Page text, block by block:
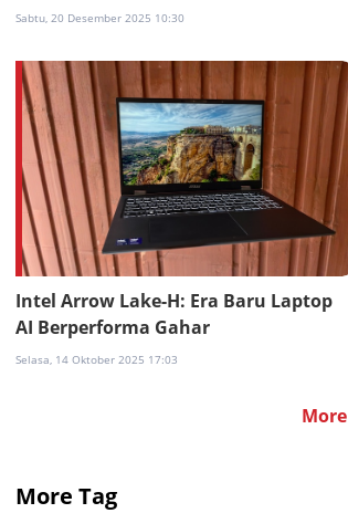
Sabtu, 20 Desember 2025 10:30
Intel Arrow Lake-H: Era Baru Laptop
AI Berperforma Gahar
Selasa, 14 Oktober 2025 17:03
More
More Tag